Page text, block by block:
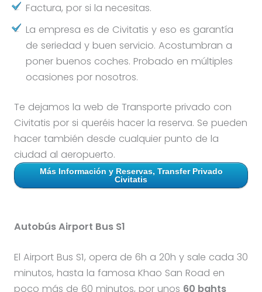
Factura, por si la necesitas.
La empresa es de Civitatis y eso es garantía
de seriedad y buen servicio. Acostumbran a
poner buenos coches. Probado en múltiples
ocasiones por nosotros.
Te dejamos la web de Transporte privado con
Civitatis por si queréis hacer la reserva. Se pueden
hacer también desde cualquier punto de la
ciudad al aeropuerto.
Más Información y Reservas, Transfer Privado
Civitatis
Autobús Airport Bus S1
El Airport Bus S1, opera de 6h a 20h y sale cada 30
minutos, hasta la famosa Khao San Road en
poco más de 60 minutos, por unos 60 bahts